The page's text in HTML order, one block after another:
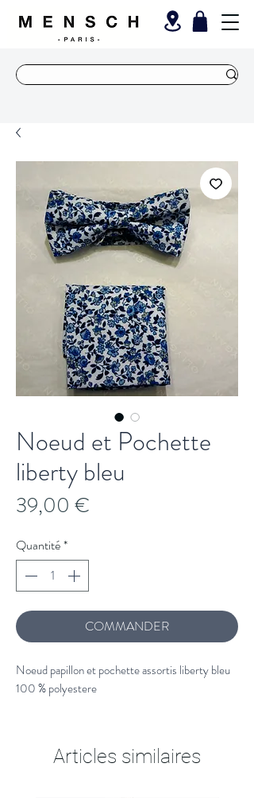
Noeud et Pochette
liberty bleu
39,00 €
Quantité*
COMMANDER
Noeud papillon et pochette assortis liberty bleu
100 % polyestere
Articles similaires